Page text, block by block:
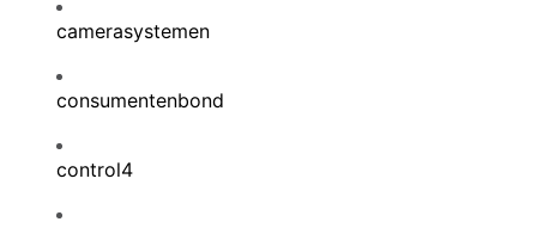
camerasystemen
consumentenbond
control4